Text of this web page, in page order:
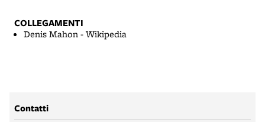
COLLEGAMENTI
Denis Mahon - Wikipedia
Contatti